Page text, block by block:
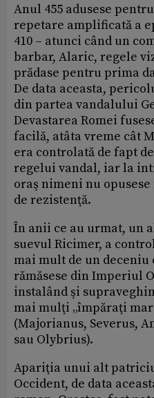
Anul 455 adusese
repetare amplificată a
410 – atunci când un
barbar, Alaric, regele
prădase pentru prima
De data aceasta,
din partea vandalului
Devastarea Romei
facilă, atâta vreme cât
era controlată de fapt
regelui vandal, iar la
oraş nimeni nu
de rezistenţă.
În anii ce au urmat, un
suevul Ricimer, a
mai mult de un deceniu
rămăsese din Imperiul
instalând şi
mai mulţi „împăraţi
(Majorianus, Severus,
sau Olybrius).
Apariţia unui alt
Occident, de data